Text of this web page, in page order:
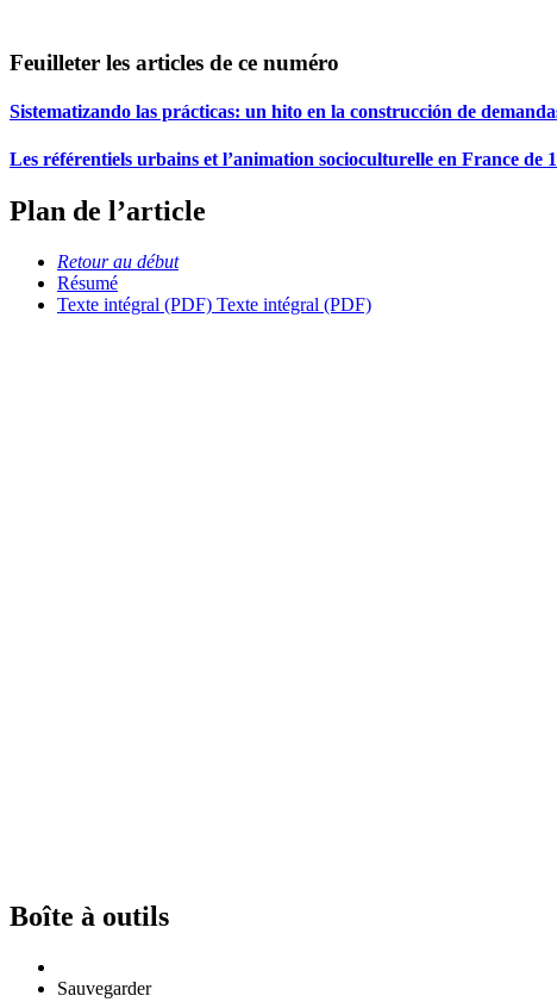
Feuilleter les articles de ce numéro
Sistematizando las prácticas: un hito en la construcción de
Les référentiels urbains et l’animation socioculturelle en France de
Plan de l’article
Retour au début
Résumé
Texte intégral (PDF) Texte intégral (PDF)
Boîte à outils
Sauvegarder